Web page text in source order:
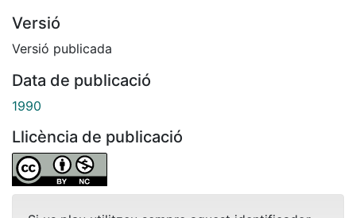
Versió
Versió publicada
Data de publicació
1990
Llicència de publicació